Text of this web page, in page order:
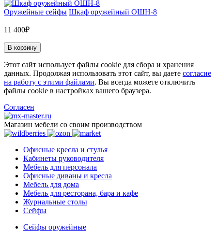
Оружейные сейфы Шкаф оружейный ОШН-8
11 400₽
В корзину
Этот сайт использует файлы cookie для сбора и хранения
данных. Продолжая использовать этот сайт, вы даете согласие
на работу с этими файлами. Вы всегда можете отключить
файлы cookie в настройках вашего браузера.
Согласен
Магазин мебели со своим производством
Офисные кресла и стулья
Кабинеты руководителя
Мебель для персонала
Офисные диваны и кресла
Мебель для дома
Мебель для ресторана, бара и кафе
Журнальные столы
Сейфы
Сейфы оружейные